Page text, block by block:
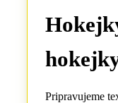
Pripravujeme